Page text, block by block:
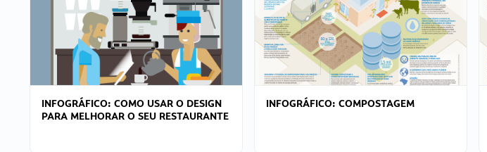
INFOGRÁFICO: COMO USAR O DESIGN
PARA MELHORAR O SEU RESTAURANTE
INFOGRÁFICO: COMPOSTAGEM